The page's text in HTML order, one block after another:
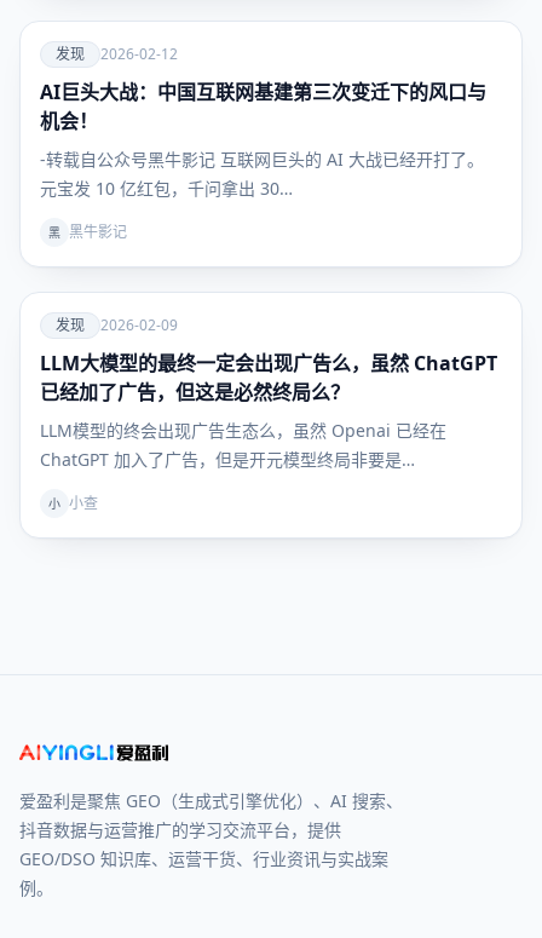
爱
发现
发现 2026-02-12
AI巨头大战：中国互联网基建第三次变迁下的风口与
机会！
-转载自公众号黑牛影记 互联网巨头的 AI 大战已经开打了。
元宝发 10 亿红包，千问拿出 30…
黑 黑牛影记
爱
发现
发现 2026-02-09
LLM大模型的最终一定会出现广告么，虽然 ChatGPT
已经加了广告，但这是必然终局么？
LLM模型的终会出现广告生态么，虽然 Openai 已经在
ChatGPT 加入了广告，但是开元模型终局非要是…
小 小查
爱盈利是聚焦 GEO（生成式引擎优化）、AI 搜索、
抖音数据与运营推广的学习交流平台，提供
GEO/DSO 知识库、运营干货、行业资讯与实战案
例。